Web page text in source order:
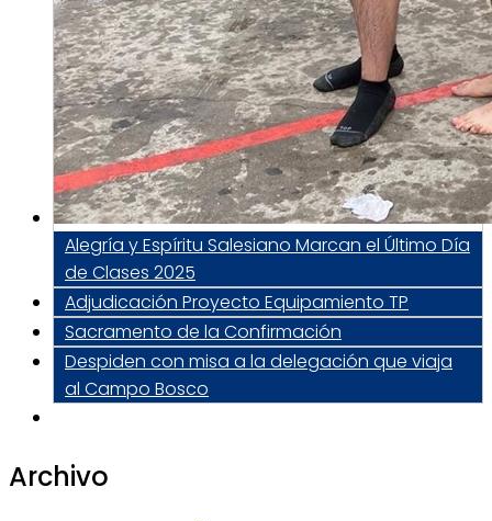
Alegría y Espíritu Salesiano Marcan el Último Día
de Clases 2025
Adjudicación Proyecto Equipamiento TP
Sacramento de la Confirmación
Despiden con misa a la delegación que viaja
al Campo Bosco
Archivo